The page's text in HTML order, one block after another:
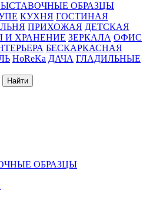
ОБРАЗЦЫ
КУХНЯ ГОСТИНАЯ
ПРИХОЖАЯ ДЕТСКАЯ
ХРАНЕНИЕ ЗЕРКАЛА ОФИС
БЕСКАРКАСНАЯ
HoReKa ДАЧА ГЛАДИЛЬНЫЕ
Найти
ОБРАЗЦЫ